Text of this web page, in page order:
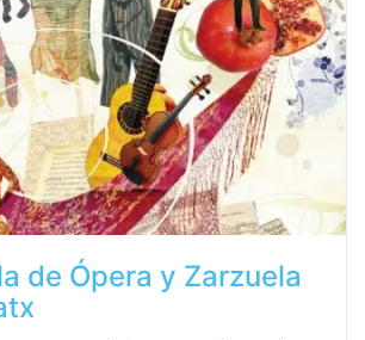
de Ópera y Zarzuela